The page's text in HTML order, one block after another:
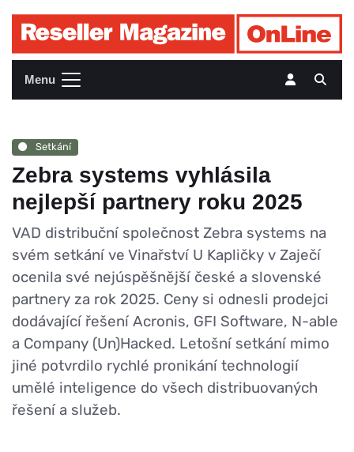
Menu
Setkání
Zebra systems vyhlásila
nejlepší partnery roku 2025
VAD distribuční společnost Zebra systems na
svém setkání ve Vinařství U Kapličky v Zaječí
ocenila své nejúspěšnější české a slovenské
partnery za rok 2025. Ceny si odnesli prodejci
dodávající řešení Acronis, GFI Software, N-able
a Company (Un)Hacked. Letošní setkání mimo
jiné potvrdilo rychlé pronikání technologií
umělé inteligence do všech distribuovaných
řešení a služeb.